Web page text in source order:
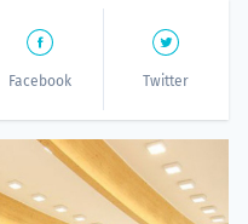
Facebook Twitter